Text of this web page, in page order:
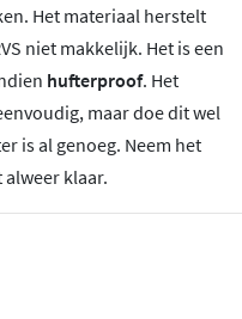
Het materiaal herstelt
niet makkelijk. Het is een
hufterproof. Het
maar doe dit wel
is al genoeg. Neem het
alweer klaar.